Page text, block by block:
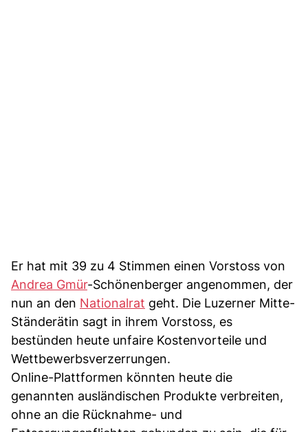
Er hat mit 39 zu 4 Stimmen einen Vorstoss von
Andrea Gmür-Schönenberger angenommen, der
nun an den Nationalrat geht. Die Luzerner Mitte-
Ständerätin sagt in ihrem Vorstoss, es
bestünden heute unfaire Kostenvorteile und
Wettbewerbsverzerrungen.
Online-Plattformen könnten heute die
genannten ausländischen Produkte verbreiten,
ohne an die Rücknahme- und